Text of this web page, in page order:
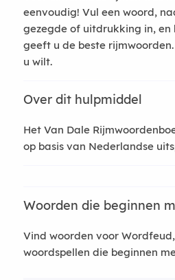
eenvoudig! Vul een woord,
gezegde of uitdrukking in, en
geeft u de beste
u wilt.
Over dit hulpmiddel
Het Van Dale
op basis van Nederlandse
Woorden die beginnen
Vind woorden voor
woordspellen die beginnen